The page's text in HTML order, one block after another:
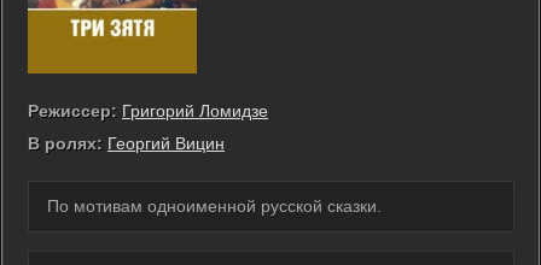
Режиссер: Григорий Ломидзе
В ролях: Георгий Вицин
По мотивам одноименной русской сказки.